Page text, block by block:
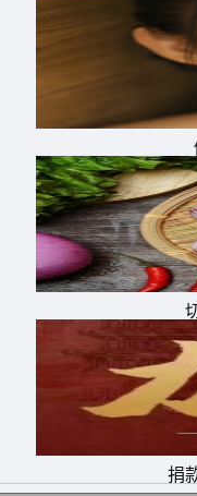
藏于记忆
20、 忙一
顺利!
21、 让我
福，新欢变
22、 如果
23、 宁静
让忙碌睡觉
24、 最后
乐新衣裳。
25、 不论
步，愿家捐